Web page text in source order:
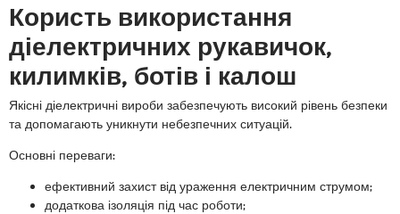
Користь використання
діелектричних рукавичок,
килимків, ботів і калош
Якісні діелектричні вироби забезпечують високий рівень безпеки
та допомагають уникнути небезпечних ситуацій.
Основні переваги:
ефективний захист від ураження електричним струмом;
додаткова ізоляція під час роботи;